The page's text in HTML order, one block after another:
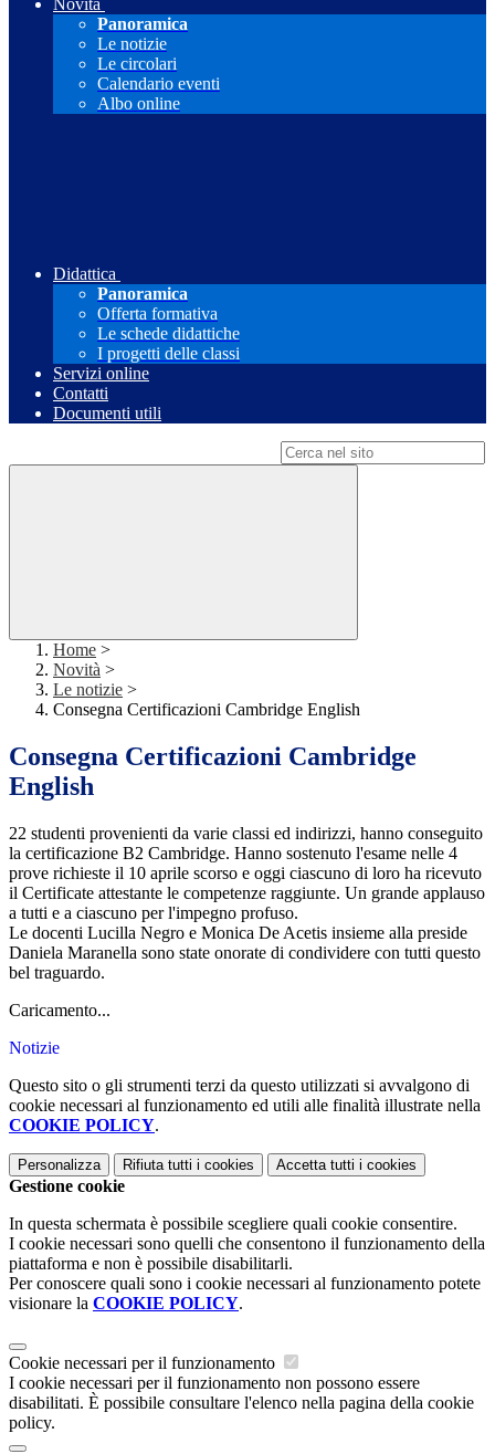
Novità
Panoramica
Le notizie
Le circolari
Calendario eventi
Albo online
Didattica
Panoramica
Offerta formativa
Le schede didattiche
I progetti delle classi
Servizi online
Contatti
Documenti utili
Home >
Novità >
Le notizie >
Consegna Certificazioni Cambridge English
Consegna Certificazioni Cambridge
English
22 studenti provenienti da varie classi ed indirizzi, hanno conseguito
la certificazione B2 Cambridge. Hanno sostenuto l'esame nelle 4
prove richieste il 10 aprile scorso e oggi ciascuno di loro ha ricevuto
il Certificate attestante le competenze raggiunte. Un grande applauso
a tutti e a ciascuno per l'impegno profuso.
Le docenti Lucilla Negro e Monica De Acetis insieme alla preside
Daniela Maranella sono state onorate di condividere con tutti questo
bel traguardo.
Caricamento...
Notizie
Questo sito o gli strumenti terzi da questo utilizzati si avvalgono di
cookie necessari al funzionamento ed utili alle finalità illustrate nella
COOKIE POLICY.
Personalizza Rifiuta tutti i cookies Accetta tutti i cookies
Gestione cookie
In questa schermata è possibile scegliere quali cookie consentire.
I cookie necessari sono quelli che consentono il funzionamento della
piattaforma e non è possibile disabilitarli.
Per conoscere quali sono i cookie necessari al funzionamento potete
visionare la COOKIE POLICY.
Cookie necessari per il funzionamento
I cookie necessari per il funzionamento non possono essere
disabilitati. È possibile consultare l'elenco nella pagina della cookie
policy.